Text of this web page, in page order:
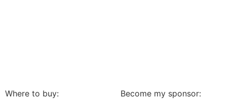
Where to buy: Become my sponsor: